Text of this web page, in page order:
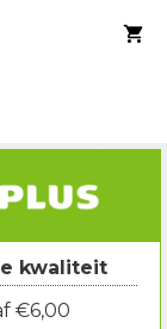
kwaliteit
€6,00